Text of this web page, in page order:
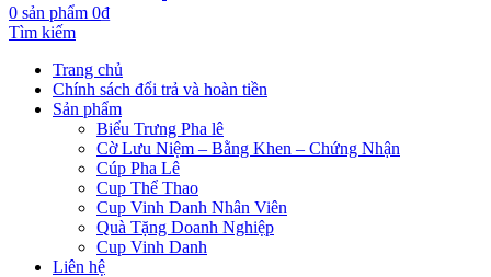
0 sản phẩm 0₫
Tìm kiếm
Trang chủ
Chính sách đổi trả và hoàn tiền
Sản phẩm
Biểu Trưng Pha lê
Cờ Lưu Niệm – Bằng Khen – Chứng Nhận
Cúp Pha Lê
Cup Thể Thao
Cup Vinh Danh Nhân Viên
Quà Tặng Doanh Nghiệp
Cup Vinh Danh
Liên hệ